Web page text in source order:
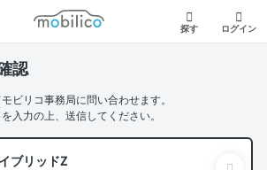
モビリコ
探す ログイン
認
ビリコ事務局に問い合わせます。
入力の上、送信してください。
ブリッドZ